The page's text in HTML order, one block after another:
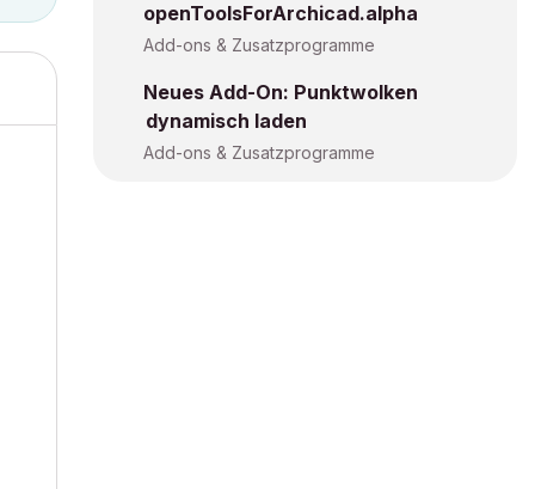
openToolsForArchicad.alpha
Add-ons & Zusatzprogramme
Neues Add-On: Punktwolken
dynamisch laden
Add-ons & Zusatzprogramme